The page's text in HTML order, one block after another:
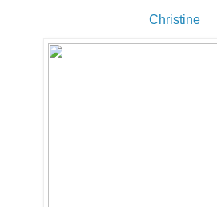
Christine